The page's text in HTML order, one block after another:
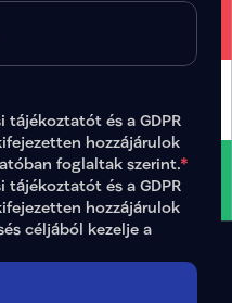
tájékoztatót és a GDPR
hozzájárulok
foglaltak szerint.*
és a GDPR
hozzájárulok
céljából kezelje a